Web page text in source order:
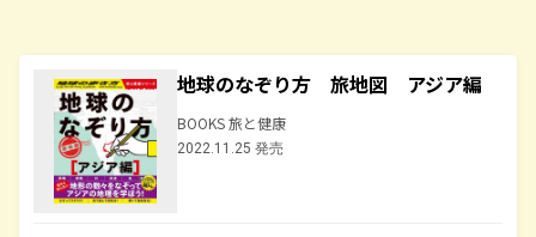
地球のなぞり方 旅地図 アジア編
BOOKS 旅と健康
2022.11.25 発売